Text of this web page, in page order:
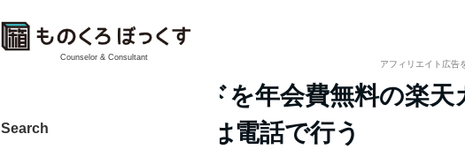
Counselor & Consultant
Search
アフィリエイト広告
楽天ブラックカードを年会費無料の楽天
に切り替え 手続きは電話で行う